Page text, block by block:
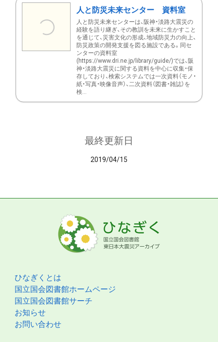
人と防災未来センター 資料室
人と防災未来センターは、阪神・淡路大震災の
経験を語り継ぎ、その教訓を未来に生かすこと
を通じて、災害文化の形成、地域防災力の向上、
防災政策の開発支援を図る施設である。同セ
ンターの資料室
(https://www.dri.ne.jp/library/guide/)では、阪
神・淡路大震災に関する資料を中心に収集・保
存しており、検索システムでは一次資料（モノ・
紙・写真・映像音声）、二次資料（図書・雑誌）を
検...
最終更新日
2019/04/15
ひなぎくとは
国立国会図書館ホームページ
国立国会図書館サーチ
お知らせ
お問い合わせ